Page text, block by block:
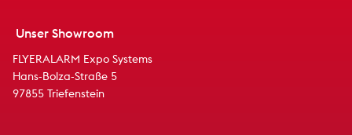
Unser Showroom
FLYERALARM Expo Systems
Hans-Bolza-Straße 5
97855 Triefenstein